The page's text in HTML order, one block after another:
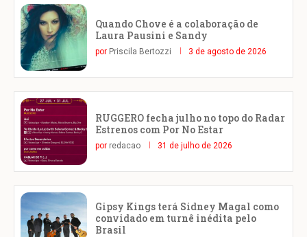
Quando Chove é a colaboração de
Laura Pausini e Sandy
por Priscila Bertozzi 3 de agosto de 2026
RUGGERO fecha julho no topo do Radar
Estrenos com Por No Estar
por redacao 31 de julho de 2026
Gipsy Kings terá Sidney Magal como
convidado em turnê inédita pelo
Brasil